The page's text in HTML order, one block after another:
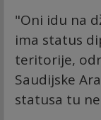
"Oni idu na
ima status
teritorije,
Saudijske
statusa tu